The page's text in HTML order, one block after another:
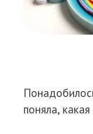
поняла,